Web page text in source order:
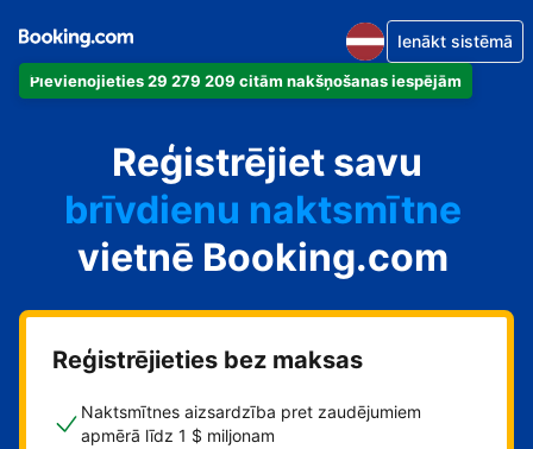
Pievienojieties 29 279 209 citām nakšņošanas iespējām
Ienākt sistēmā
Reģistrējiet savu
dzīvokli
viesnīcu
brīvdienu naktsmītne
viesu namu
pansiju
vietnē Booking.com
Reģistrējieties bez maksas
Naktsmītnes aizsardzība pret zaudējumiem
apmērā līdz 1 $ miljonam